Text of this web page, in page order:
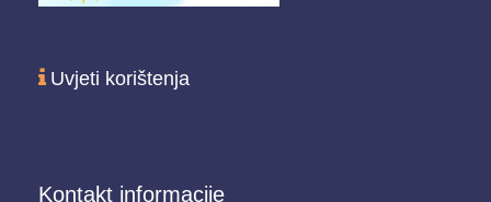
Uvjeti korištenja
Kontakt informacije